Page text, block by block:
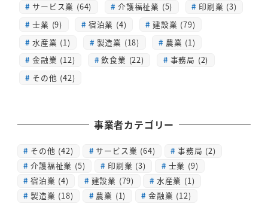
サービス業 (64) 介護福祉業 (5)
印刷業 (3)
士業 (9)
宿泊業 (4)
建設業 (79)
水産業 (1)
製造業 (18)
農業 (1)
金融業 (12)
飲食業 (22)
事務局 (2)
その他 (42)
事業者カテゴリー
その他 (42) サービス業 (64) 事務局 (2)
介護福祉業 (5) 印刷業 (3) 士業 (9)
宿泊業 (4) 建設業 (79) 水産業 (1)
製造業 (18) 農業 (1) 金融業 (12)